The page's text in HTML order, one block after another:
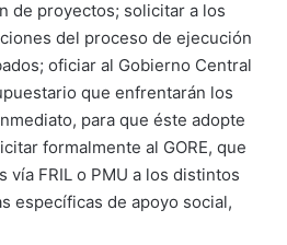
de proyectos; solicitar a los
del proceso de ejecución
oficiar al Gobierno Central
que enfrentarán los
para que éste adopte
formalmente al GORE, que
vía FRIL o PMU a los distintos
específicas de apoyo social,